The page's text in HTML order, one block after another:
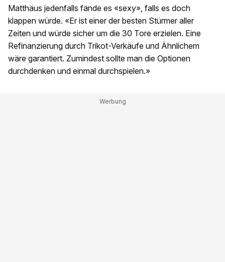
Matthäus jedenfalls fände es «sexy», falls es doch
klappen würde. «Er ist einer der besten Stürmer aller
Zeiten und würde sicher um die 30 Tore erzielen. Eine
Refinanzierung durch Trikot-Verkäufe und Ähnlichem
wäre garantiert. Zumindest sollte man die Optionen
durchdenken und einmal durchspielen.»